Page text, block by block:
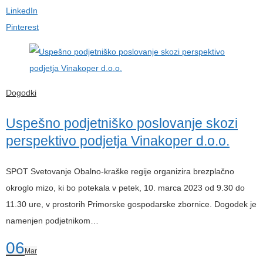
LinkedIn
Pinterest
Dogodki
Uspešno podjetniško poslovanje skozi
perspektivo podjetja Vinakoper d.o.o.
SPOT Svetovanje Obalno-kraške regije organizira brezplačno
okroglo mizo, ki bo potekala v petek, 10. marca 2023 od 9.30 do
11.30 ure, v prostorih Primorske gospodarske zbornice. Dogodek je
namenjen podjetnikom…
06 Mar